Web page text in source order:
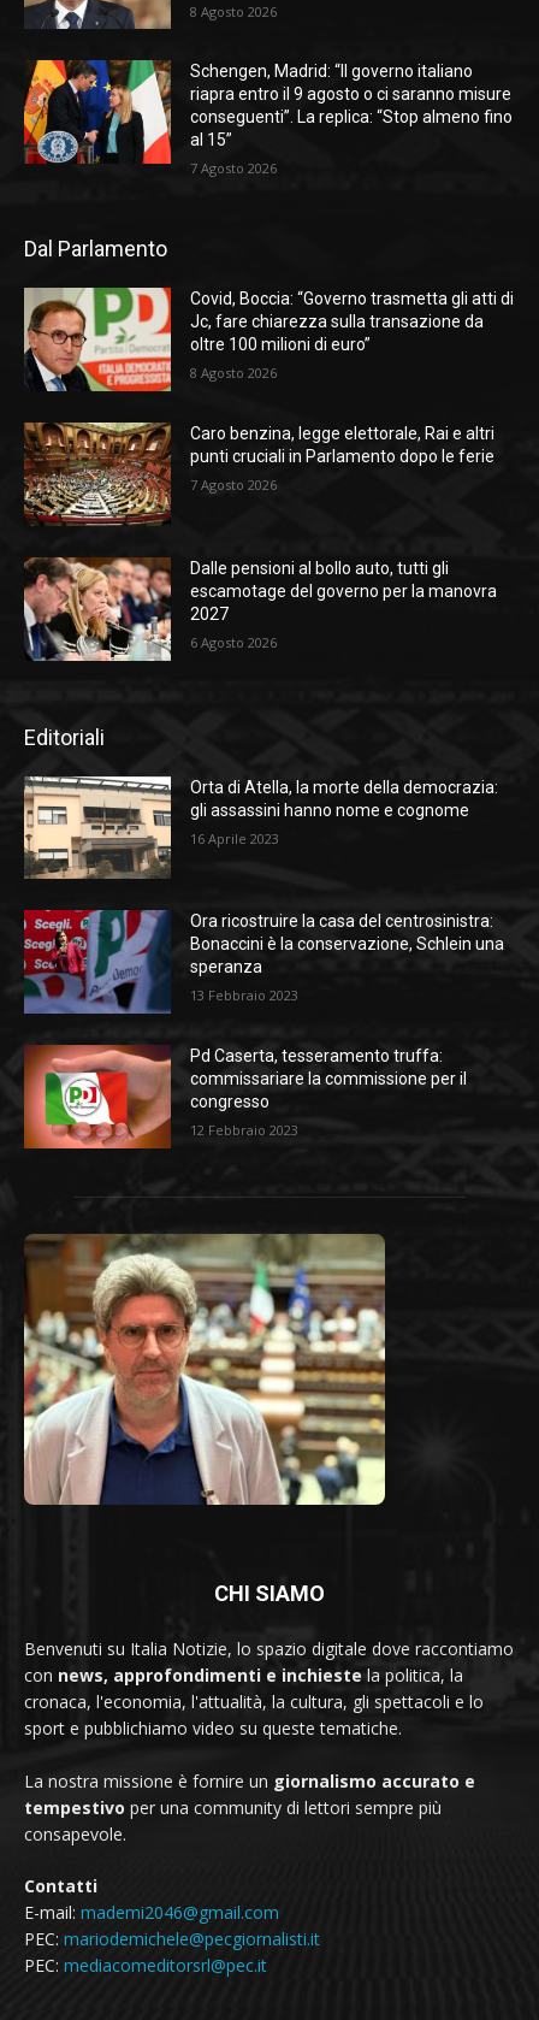
8 Agosto 2026
Schengen, Madrid: “Il governo italiano
riapra entro il 9 agosto o ci saranno misure
conseguenti”. La replica: “Stop almeno fino
al 15”
7 Agosto 2026
Dal Parlamento
Covid, Boccia: “Governo trasmetta gli atti di
Jc, fare chiarezza sulla transazione da
oltre 100 milioni di euro”
8 Agosto 2026
Caro benzina, legge elettorale, Rai e altri
punti cruciali in Parlamento dopo le ferie
7 Agosto 2026
Dalle pensioni al bollo auto, tutti gli
escamotage del governo per la manovra
2027
6 Agosto 2026
Editoriali
Orta di Atella, la morte della democrazia:
gli assassini hanno nome e cognome
16 Aprile 2023
Ora ricostruire la casa del centrosinistra:
Bonaccini è la conservazione, Schlein una
speranza
13 Febbraio 2023
Pd Caserta, tesseramento truffa:
commissariare la commissione per il
congresso
12 Febbraio 2023
CHI SIAMO
Benvenuti su Italia Notizie, lo spazio digitale dove raccontiamo
con news, approfondimenti e inchieste la politica, la
cronaca, l'economia, l'attualità, la cultura, gli spettacoli e lo
sport e pubblichiamo video su queste tematiche.
La nostra missione è fornire un giornalismo accurato e
tempestivo per una community di lettori sempre più
consapevole.
Contatti
E-mail: mademi2046@gmail.com
PEC: mariodemichele@pecgiornalisti.it
PEC: mediacomeditorsrl@pec.it